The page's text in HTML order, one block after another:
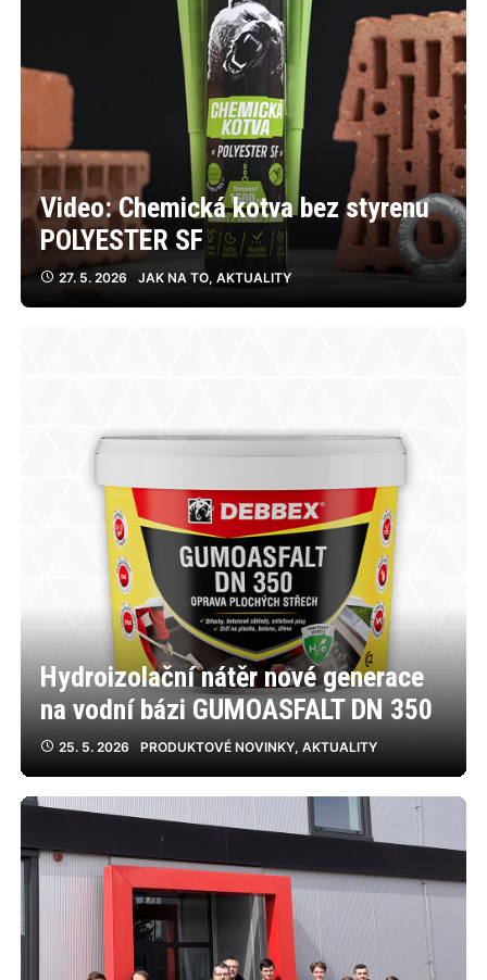
Video: Chemická kotva bez styrenu
POLYESTER SF
27. 5. 2026 JAK NA TO, AKTUALITY
Hydroizolační nátěr nové generace
na vodní bázi GUMOASFALT DN 350
25. 5. 2026 PRODUKTOVÉ NOVINKY, AKTUALITY